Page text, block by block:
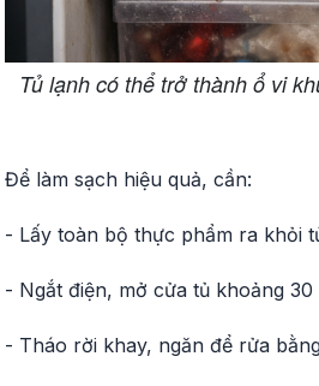
Tủ lạnh có thể trở thành ổ vi
Để làm sạch hiệu quả, cần:
- Lấy toàn bộ thực phẩm ra khỏi
- Ngắt điện, mở cửa tủ khoảng
- Tháo rời khay, ngăn để rửa